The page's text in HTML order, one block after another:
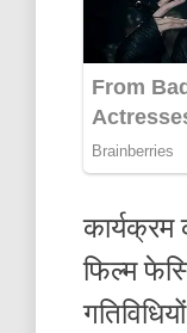
फिल्म